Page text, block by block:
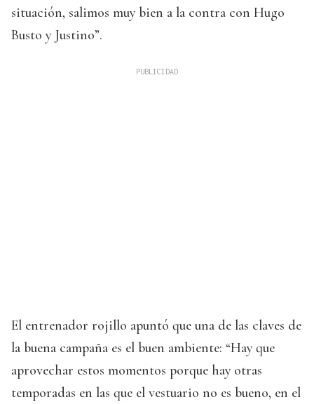
situación, salimos muy bien a la contra con Hugo
Busto y Justino”.
El entrenador rojillo apuntó que una de las claves de
la buena campaña es el buen ambiente: “Hay que
aprovechar estos momentos porque hay otras
temporadas en las que el vestuario no es bueno, en el